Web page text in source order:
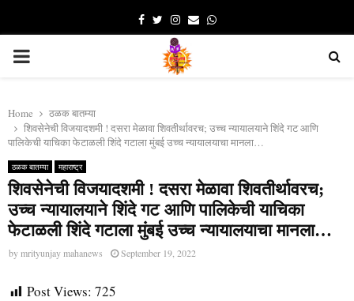
Facebook
TwitterInstagram
EmailWhatsapp
PRIMARY
Home
ठळक बातम्या
शिवसेनेची विजयादशमी ! दसरा मेळावा शिवतीर्थावरच; उच्च न्यायालयाने शिंदे गट आणि
पालिकेची याचिका फेटाळली शिंदे गटाला मुंबई उच्च न्यायालयाचा मानला…
ठळक बातम्या महाराष्ट्र
शिवसेनेची विजयादशमी ! दसरा मेळावा शिवतीर्थावरच;
उच्च न्यायालयाने शिंदे गट आणि पालिकेची याचिका
फेटाळली शिंदे गटाला मुंबई उच्च न्यायालयाचा मानला…
by mrityunjay mahanews September 19, 2022
Post Views: 725